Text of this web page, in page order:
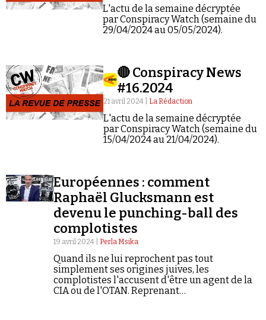
Newsletter
Demander à Vera
L'actu de la semaine décryptée
par Conspiracy Watch (semaine du
29/04/2024 au 05/05/2024).
🔴 Conspiracy News
#16.2024
21 avril 2024 | La Rédaction
L'actu de la semaine décryptée
par Conspiracy Watch (semaine du
15/04/2024 au 21/04/2024).
Européennes : comment
Raphaël Glucksmann est
devenu le punching-ball des
complotistes
19 avril 2024 | Perla Msika
Quand ils ne lui reprochent pas tout
simplement ses origines juives, les
complotistes l'accusent d'être un agent de la
CIA ou de l'OTAN. Reprenant